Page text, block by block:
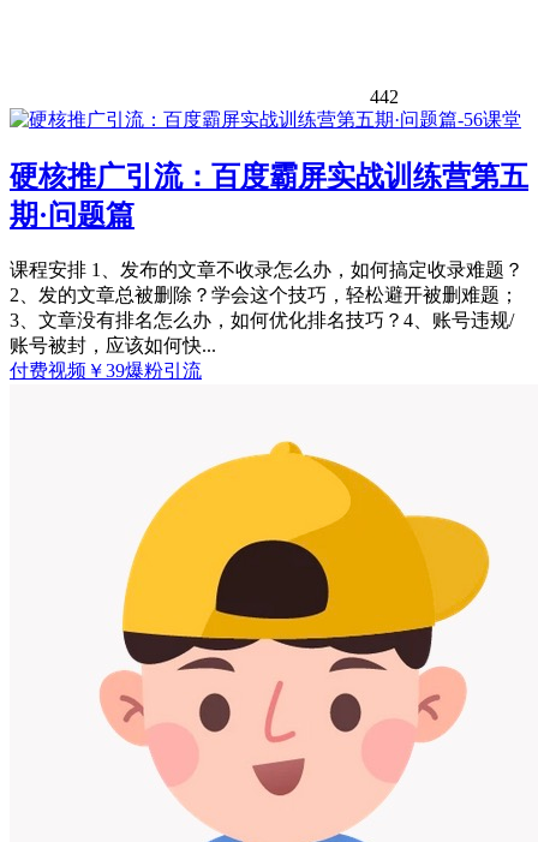
442
硬核推广引流：百度霸屏实战训练营第五
期·问题篇
课程安排 1、发布的文章不收录怎么办，如何搞定收录难题？
2、发的文章总被删除？学会这个技巧，轻松避开被删难题；
3、文章没有排名怎么办，如何优化排名技巧？4、账号违规/
账号被封，应该如何快...
付费视频 ￥39爆粉引流